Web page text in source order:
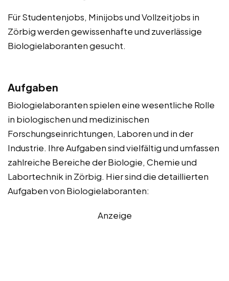
Für Studentenjobs, Minijobs und Vollzeitjobs in
Zörbig werden gewissenhafte und zuverlässige
Biologielaboranten gesucht.
Aufgaben
Biologielaboranten spielen eine wesentliche Rolle
in biologischen und medizinischen
Forschungseinrichtungen, Laboren und in der
Industrie. Ihre Aufgaben sind vielfältig und umfassen
zahlreiche Bereiche der Biologie, Chemie und
Labortechnik in Zörbig. Hier sind die detaillierten
Aufgaben von Biologielaboranten:
Anzeige